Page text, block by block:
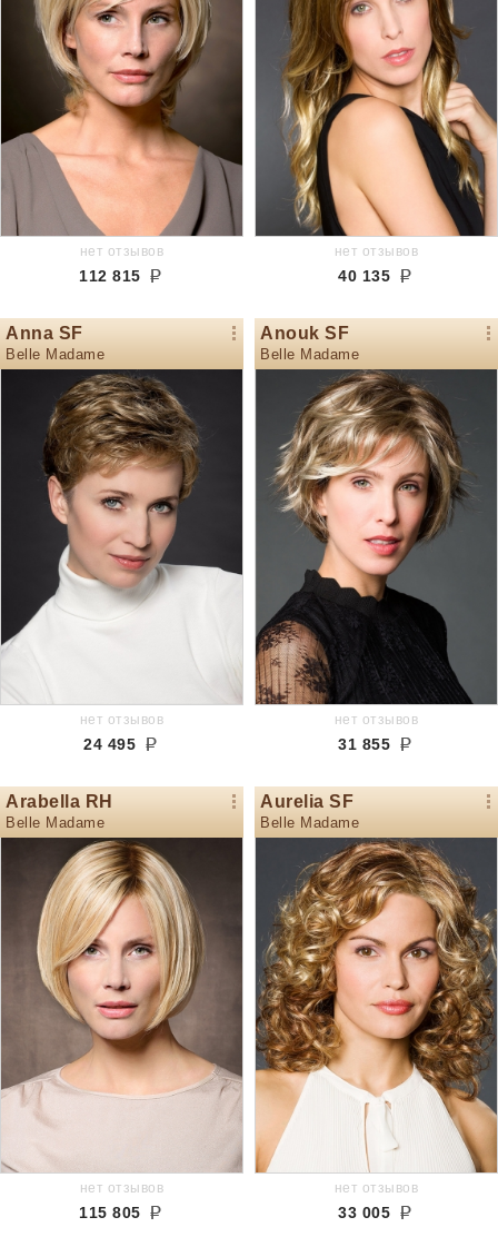
нет отзывов
112 815
нет отзывов
40 135
Anna SF
Belle Madame
нет отзывов
24 495
Anouk SF
Belle Madame
нет отзывов
31 855
Arabella RH
Belle Madame
нет отзывов
115 805
Aurelia SF
Belle Madame
нет отзывов
33 005